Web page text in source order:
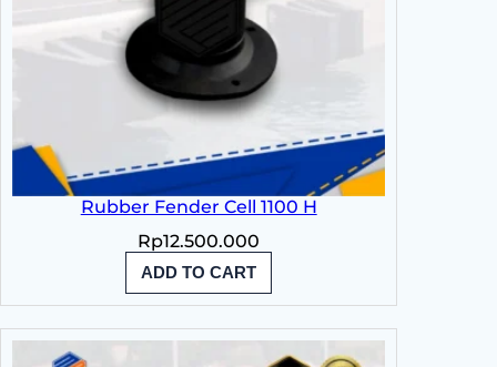
Rubber Fender Cell 1100 H
Rp12.500.000
ADD TO CART